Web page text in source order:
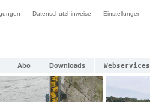
Datenschutzhinweise Einstellungen
Abo Downloads Webservices